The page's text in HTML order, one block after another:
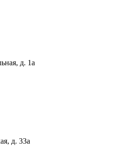
д. 1а
д. 33а